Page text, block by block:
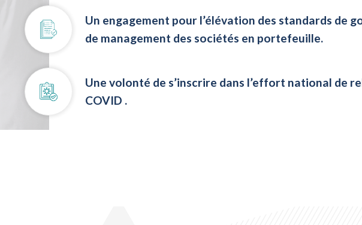
Un engagement pour l’élévation des standards de
de management des sociétés en portefeuille.
Une volonté de s’inscrire dans l’effort national de
COVID .